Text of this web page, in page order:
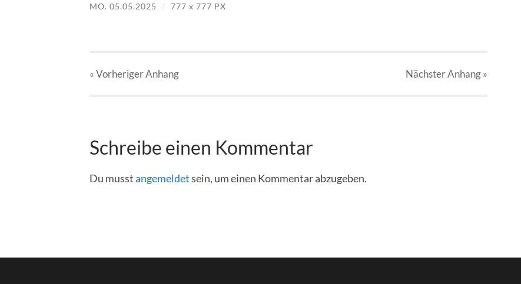
MO. 05.05.2025 / 777 x 777 PX
« VorherigerAnhang NächsterAnhang»
Schreibe einen Kommentar
Du musstangemeldetsein, um einen Kommentar abzugeben.